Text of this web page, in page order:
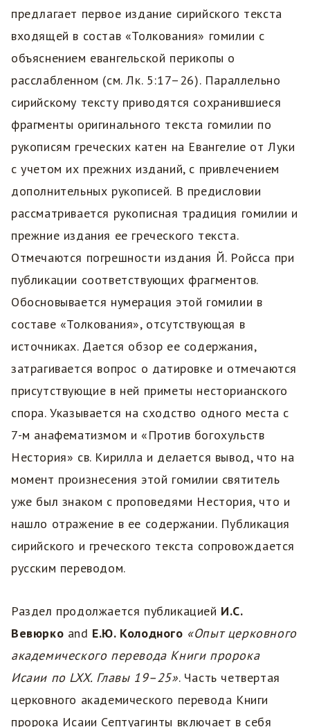
предлагает первое издание сирийского текста
входящей в состав «Толкования» гомилии с
объяснением евангельской перикопы о
расслабленном (см. Лк. 5:17–26). Параллельно
сирийскому тексту приводятся сохранившиеся
фрагменты оригинального текста гомилии по
рукописям греческих катен на Евангелие от Луки
с учетом их прежних изданий, с привлечением
дополнительных рукописей. В предисловии
рассматривается рукописная традиция гомилии и
прежние издания ее греческого текста.
Отмечаются погрешности издания Й. Ройсса при
публикации соответствующих фрагментов.
Обосновывается нумерация этой гомилии в
составе «Толкования», отсутствующая в
источниках. Дается обзор ее содержания,
затрагивается вопрос о датировке и отмечаются
присутствующие в ней приметы несторианского
спора. Указывается на сходство одного места с
7-м анафематизмом и «Против богохульств
Нестория» св. Кирилла и делается вывод, что на
момент произнесения этой гомилии святитель
уже был знаком с проповедями Нестория, что и
нашло отражение в ее содержании. Публикация
сирийского и греческого текста сопровождается
русским переводом.
Раздел продолжается публикацией И.С.
Вевюрко and Е.Ю. Колодного «Опыт церковного
академического перевода Книги пророка
Исаии по LXX. Главы 19–25». Часть четвертая
церковного академического перевода Книги
пророка Исаии Септуагинты включает в себя